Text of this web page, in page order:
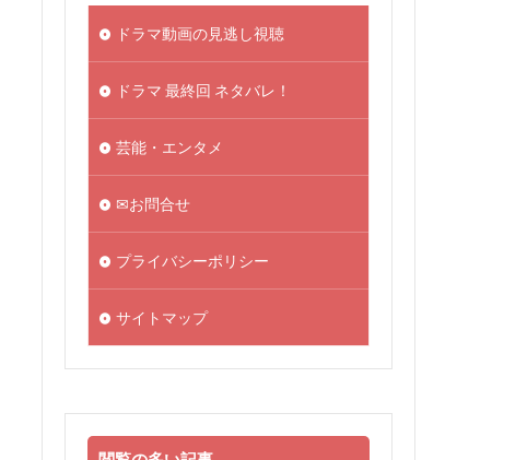
ドラマ動画の見逃し視聴
ドラマ 最終回 ネタバレ！
芸能・エンタメ
✉お問合せ
プライバシーポリシー
サイトマップ